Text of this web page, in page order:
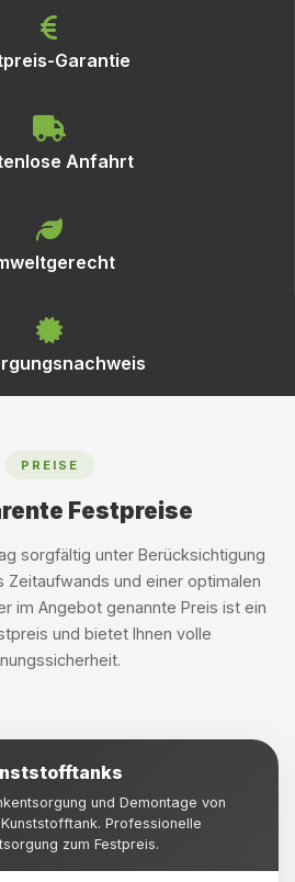
Garantie
Anfahrt
PREISE
Festpreise
sorgfältig unter Berücksichtigung
Zeitaufwands und einer optimalen
im Angebot genannte Preis ist ein
und bietet Ihnen volle
und Demontage von
Professionelle
zum Festpreis.